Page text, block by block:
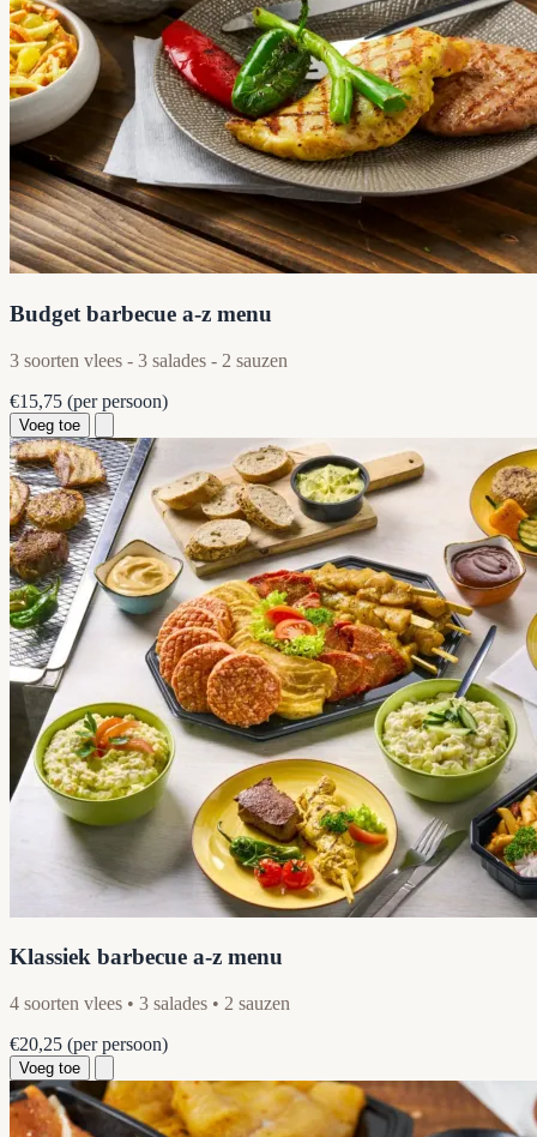
Budget barbecue a-z menu
3 soorten vlees - 3 salades - 2 sauzen
€15,75 (per persoon)
Voeg toe
Klassiek barbecue a-z menu
4 soorten vlees • 3 salades • 2 sauzen
€20,25 (per persoon)
Voeg toe